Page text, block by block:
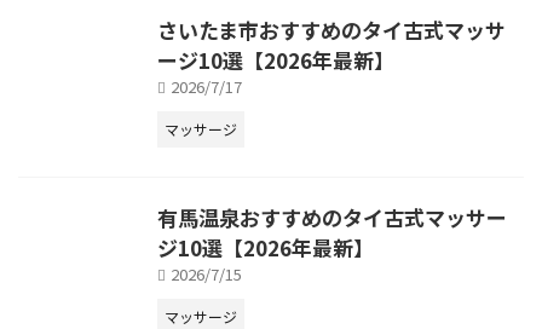
さいたま市おすすめのタイ古式マッサ
ージ10選【2026年最新】
2026/7/17
マッサージ
有馬温泉おすすめのタイ古式マッサー
ジ10選【2026年最新】
2026/7/15
マッサージ